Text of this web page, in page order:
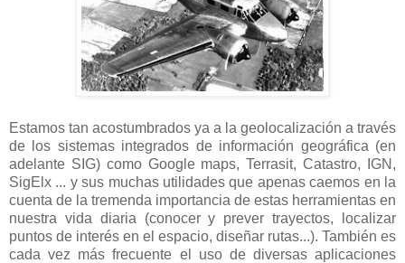
Estamos tan acostumbrados ya a la geolocalización a través
de los sistemas integrados de información geográfica (en
adelante SIG) como Google maps, Terrasit, Catastro, IGN,
SigElx ... y sus muchas utilidades que apenas caemos en la
cuenta de la tremenda importancia de estas herramientas en
nuestra vida diaria (conocer y prever trayectos, localizar
puntos de interés en el espacio, diseñar rutas...). También es
cada vez más frecuente el uso de diversas aplicaciones